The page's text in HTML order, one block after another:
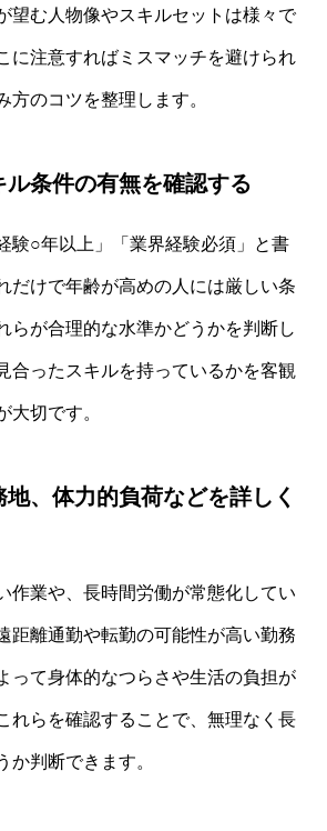
望む人物像やスキルセットは様々で
に注意すればミスマッチを避けられ
方のコツを整理します。
条件の有無を確認する
験○年以上」「業界経験必須」と書
だけで年齢が高めの人には厳しい条
らが合理的な水準かどうかを判断し
合ったスキルを持っているかを客観
大切です。
、体力的負荷などを詳しく
作業や、長時間労働が常態化してい
距離通勤や転勤の可能性が高い勤務
って身体的なつらさや生活の負担が
れらを確認することで、無理なく長
か判断できます。